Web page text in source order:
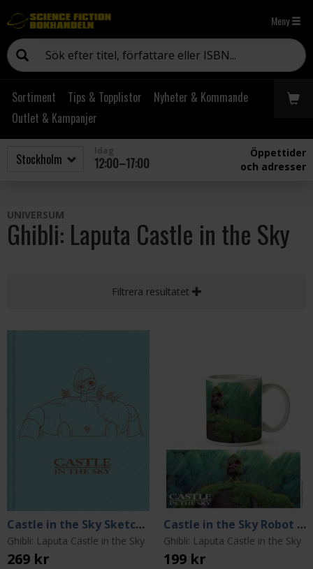
Meny
Sortiment Tips & Topplistor
Nyheter & Kommande
Outlet & Kampanjer
12:00–17:00
Öppettider
och adresser
UNIVERSUM
Ghibli: Laputa Castle in the Sky
Filtrera resultatet
Castle in the Sky Sketchbook
Ghibli: Laputa Castle in the Sky
269 kr
Castle in the Sky Robot Mug 300 ml
Ghibli: Laputa Castle in the Sky
199 kr